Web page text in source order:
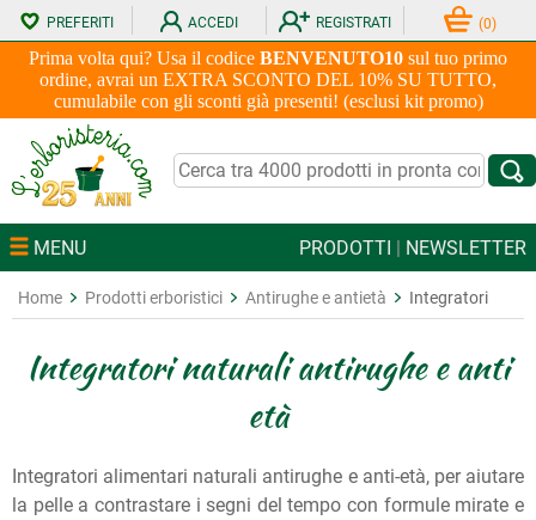
Prima volta qui? Usa il codice BENVENUTO10 sul tuo primo
ordine, avrai un EXTRA SCONTO DEL 10% SU TUTTO,
cumulabile con gli sconti già presenti! (esclusi kit promo)
PREFERITI ACCEDI REGISTRATI (0)
MENU PRODOTTI | NEWSLETTER
Home Prodotti erboristici Antirughe e antietà Integratori
Integratori naturali antirughe e anti
età
Integratori alimentari naturali antirughe e anti-età, per aiutare
la pelle a contrastare i segni del tempo con formule mirate e